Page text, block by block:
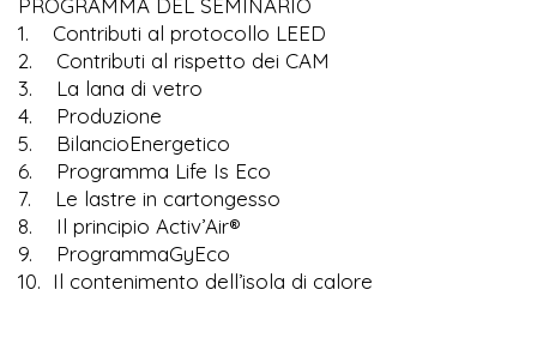
PROGRAMMA DEL SEMINARIO
1. Contributi al protocollo LEED
2. Contributi al rispetto dei CAM
3. La lana di vetro
4. Produzione
5. BilancioEnergetico
6. Programma Life Is Eco
7. Le lastre in cartongesso
8. Il principio Activ’Air®
9. ProgrammaGyEco
10. Il contenimento dell’isola di calore